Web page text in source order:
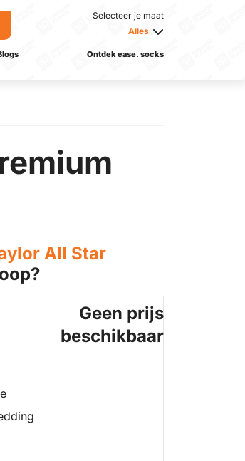
Selecteer je maat
Alles
Ontdek ease. socks
All Star
Geen prijs
beschikbaar